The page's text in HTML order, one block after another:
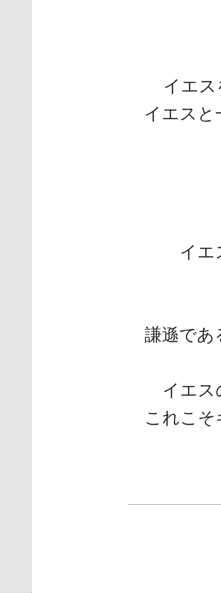
イエ
イエスと
イエ
謙遜であ
イエ
これこ